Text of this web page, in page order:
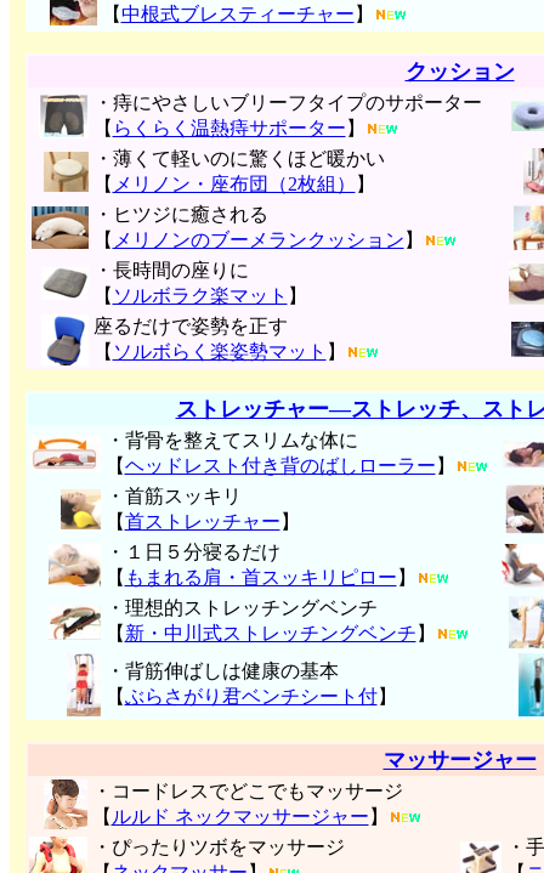
【中根式ブレスティーチャー 】
クッション
・痔にやさしいブリーフタイプのサポーター
【 らくらく温熱痔サポーター 】
・薄くて軽いのに驚くほど暖かい
【 メリノン・座布団（2枚組）
】
・ヒツジに癒される
【 メリノンのブーメランクッション 】
・長時間の座りに
【 ソルボラク楽マット 】
座るだけで姿勢を正す
【 ソルボらく楽姿勢マット 】
ストレッチャー―ストレッチ、スト
・背骨を整えてスリムな体に
【ヘッドレスト付き背のばしローラー 】
・首筋スッキリ
【首ストレッチャー 】
・１日５分寝るだけ
【 もまれる肩・首スッキリピロー 】
・理想的ストレッチングベンチ
【 新・中川式ストレッチングベンチ 】
・背筋伸ばしは健康の基本
【ぶらさがり君ベンチシート付】
マッサージャー
・コードレスでどこでもマッサージ
【 ルルド ネックマッサージャー 】
・ぴったりツボをマッサージ
・